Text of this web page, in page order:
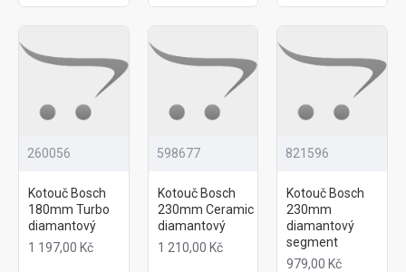
260056
Kotouč Bosch
180mm Turbo
diamantový
1 197,00 Kč
598677
Kotouč Bosch
230mm Ceramic
diamantový
1 210,00 Kč
821596
Kotouč Bosch
230mm
diamantový
segment
979,00 Kč